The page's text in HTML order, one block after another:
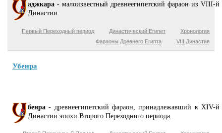
аджкара - малоизвестный древнеегипетский фараон из VIII-й
Династии.
Хронология
Династический Египет
Первый Переходный период
VIII Династия
Фараоны Древнего Египта
Убенра
бенра - древнеегипетский фараон, принадлежавший к XIV-й
Династии эпохи Второго Переходного периода.